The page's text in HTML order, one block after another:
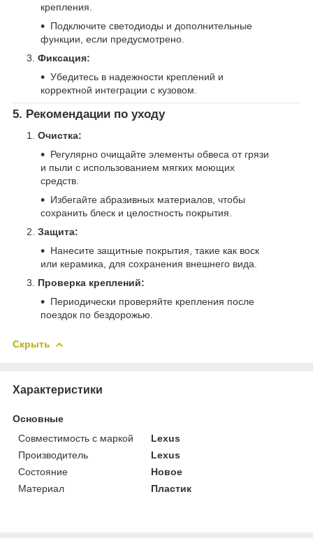
крепления.
Подключите светодиоды и дополнительные
функции, если предусмотрено.
Фиксация:
Убедитесь в надежности креплений и
корректной интеграции с кузовом.
5. Рекомендации по уходу
Очистка:
Регулярно очищайте элементы обвеса от грязи
и пыли с использованием мягких моющих
средств.
Избегайте абразивных материалов, чтобы
сохранить блеск и целостность покрытия.
Защита:
Нанесите защитные покрытия, такие как воск
или керамика, для сохранения внешнего вида.
Проверка креплений:
Периодически проверяйте крепления после
поездок по бездорожью.
Скрыть
Характеристики
Основные
Совместимость с маркой
Lexus
Производитель
Lexus
Состояние
Новое
Материал
Пластик